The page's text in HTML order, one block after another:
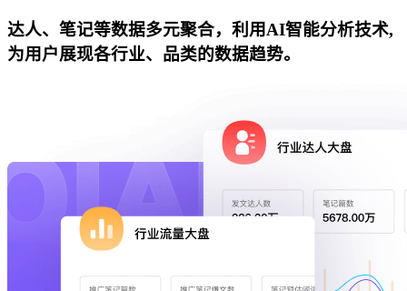
达人、笔记等数据多元聚合，利用AI智能分析技术,
为用户展现各行业、品类的数据趋势。